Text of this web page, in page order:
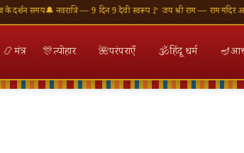
समय🔔 नवरात्रि — 9 दिन 9 देवी स्वरूप🚩 जय श्री राम — राम मंदिर
📿मंत्र 🎊त्योहार 🌺परंपराएँ 🕉हिंदू धर्म 🪔